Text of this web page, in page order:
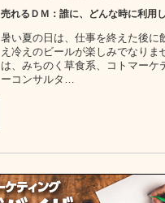
売れるＤＭ：誰に、どんな時に利用
暑い夏の日は、仕事を終えた後に
え冷えのビールが楽しみでなりま
は、みちのく草食系、コトマーケ
ーコンサルタ…